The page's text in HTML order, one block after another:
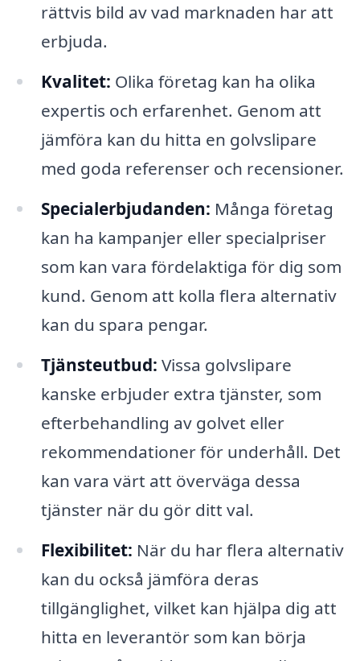
rättvis bild av vad marknaden har att
erbjuda.
Kvalitet: Olika företag kan ha olika
expertis och erfarenhet. Genom att
jämföra kan du hitta en golvslipare
med goda referenser och recensioner.
Specialerbjudanden: Många företag
kan ha kampanjer eller specialpriser
som kan vara fördelaktiga för dig som
kund. Genom att kolla flera alternativ
kan du spara pengar.
Tjänsteutbud: Vissa golvslipare
kanske erbjuder extra tjänster, som
efterbehandling av golvet eller
rekommendationer för underhåll. Det
kan vara värt att överväga dessa
tjänster när du gör ditt val.
Flexibilitet: När du har flera alternativ
kan du också jämföra deras
tillgänglighet, vilket kan hjälpa dig att
hitta en leverantör som kan börja